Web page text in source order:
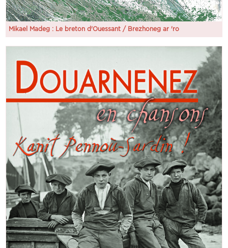
Mikael Madeg : Le breton d'Ouessant / Brezhoneg ar 'ro